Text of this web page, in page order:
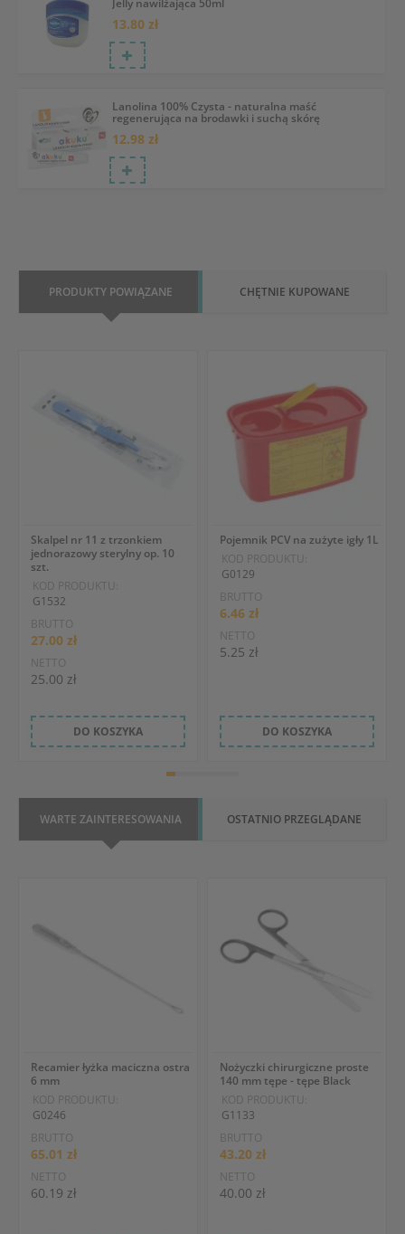
Jelly nawilżająca 50ml
13.80 zł
Lanolina 100% Czysta - naturalna maść
regenerująca na brodawki i suchą skórę
12.98 zł
PRODUKTY POWIĄZANE CHĘTNIE KUPOWANE
Skalpel nr 11 z trzonkiem
jednorazowy sterylny op. 10
szt.
KOD PRODUKTU:
G1532
BRUTTO
27.00 zł
NETTO
25.00 zł
DO KOSZYKA
Pojemnik PCV na zużyte igły 1L
KOD PRODUKTU:
G0129
BRUTTO
6.46 zł
NETTO
5.25 zł
DO KOSZYKA
WARTE ZAINTERESOWANIA OSTATNIO PRZEGLĄDANE
Recamier łyżka maciczna ostra
6 mm
KOD PRODUKTU:
G0246
BRUTTO
65.01 zł
NETTO
60.19 zł
Nożyczki chirurgiczne proste
140 mm tępe - tępe Black
KOD PRODUKTU:
G1133
BRUTTO
43.20 zł
NETTO
40.00 zł